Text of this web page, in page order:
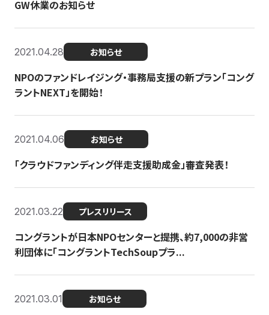
GW休業のお知らせ
2021.04.28 お知らせ
NPOのファンドレイジング・事務局支援の新プラン「コング
ラントNEXT」を開始！
2021.04.06 お知らせ
「クラウドファンディング伴走支援助成金」審査発表！
2021.03.22 プレスリリース
コングラントが日本NPOセンターと提携、約7,000の非営
利団体に「コングラントTechSoupプラ...
2021.03.01 お知らせ